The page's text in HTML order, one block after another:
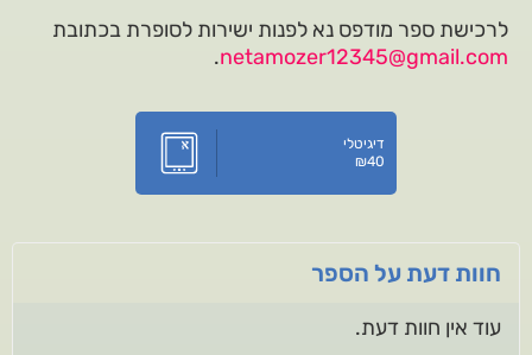
לרכישת ספר מודפס נא לפנות ישירות לסופרת בכתובת
netamozer12345@gmail.com
.
דיגיטלי
₪40
חוות דעת על הספר
עוד אין חוות דעת.